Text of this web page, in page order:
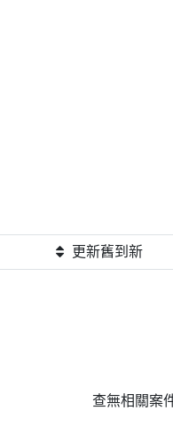
更新舊到新
查無相關案